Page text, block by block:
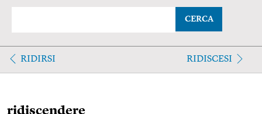
CERCA
RIDIRSI RIDISCESI
ridiscendere